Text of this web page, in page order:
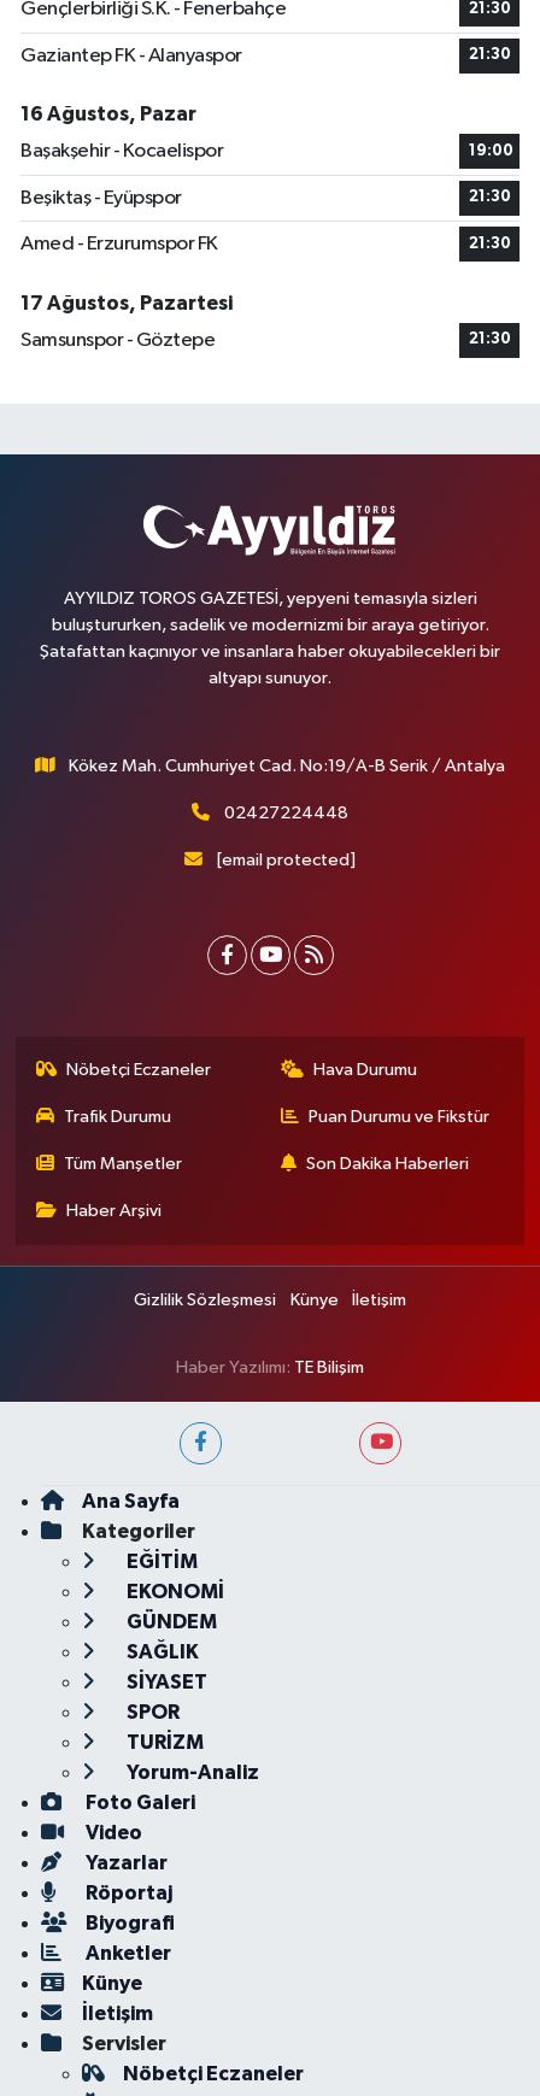
Gençlerbirliği S.K. - Fenerbahçe 21:30
Gaziantep FK - Alanyaspor 21:30
16 Ağustos, Pazar
Başakşehir - Kocaelispor
19:00
Beşiktaş - Eyüpspor 21:30
Amed - Erzurumspor FK 21:30
17 Ağustos, Pazartesi
Samsunspor - Göztepe
21:30
AYYILDIZ TOROS GAZETESİ, yepyeni temasıyla sizleri
buluştururken, sadelik ve modernizmi bir araya getiriyor.
Şatafattan kaçınıyor ve insanlara haber okuyabilecekleri bir
altyapı sunuyor.
Kökez Mah. Cumhuriyet Cad. No:19/A-B Serik / Antalya
02427224448
[email protected]
Nöbetçi Eczaneler Hava Durumu
Trafik Durumu Puan Durumu ve Fikstür
Tüm Manşetler Son Dakika Haberleri
Haber Arşivi
Gizlilik Sözleşmesi Künye İletişim
Haber Yazılımı: TE Bilişim
Ana Sayfa
Kategoriler
EĞİTİM
EKONOMİ
GÜNDEM
SAĞLIK
SİYASET
SPOR
TURİZM
Yorum-Analiz
Foto Galeri
Video
Yazarlar
Röportaj
Biyografi
Anketler
Künye
İletişim
Servisler
Nöbetçi Eczaneler